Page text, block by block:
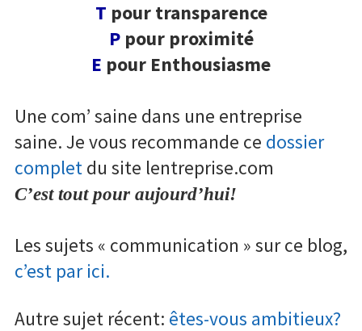
T pour transparence
Ppour proximité
E pour Enthousiasme
Une com’ saine dans une entreprise
saine. Je vous recommande ce dossier
complet du site lentreprise.com
C’est tout pour aujourd’hui!
Les sujets « communication » sur ce blog,
c’est par ici.
Autre sujet récent: êtes-vous ambitieux?